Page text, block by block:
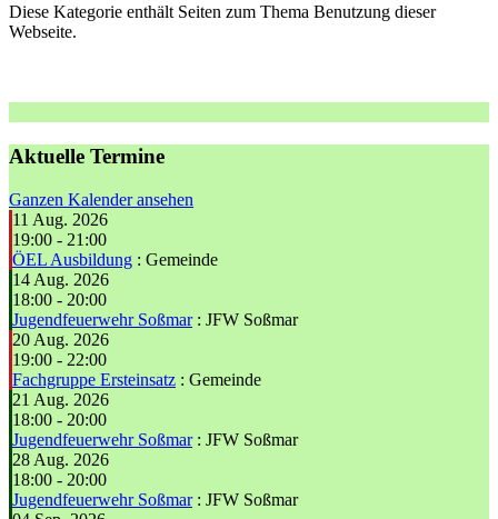
Diese Kategorie enthält Seiten zum Thema Benutzung dieser
Webseite.
Aktuelle Termine
Ganzen Kalender ansehen
11 Aug. 2026
19:00 - 21:00
ÖEL Ausbildung : Gemeinde
14 Aug. 2026
18:00 - 20:00
Jugendfeuerwehr Soßmar: JFW Soßmar
20 Aug. 2026
19:00 - 22:00
Fachgruppe Ersteinsatz : Gemeinde
21 Aug. 2026
18:00 - 20:00
Jugendfeuerwehr Soßmar: JFW Soßmar
28 Aug. 2026
18:00 - 20:00
Jugendfeuerwehr Soßmar: JFW Soßmar